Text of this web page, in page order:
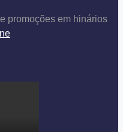
promoções em hinários